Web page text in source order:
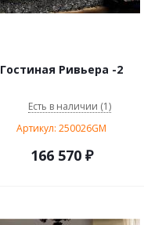
Гостиная Ривьера -2
Есть в наличии (1)
Артикул: 250026GM
166 570₽